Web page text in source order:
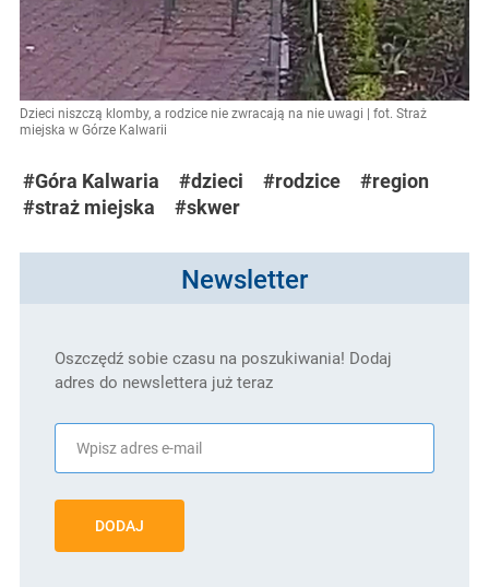
Dzieci niszczą klomby, a rodzice nie zwracają na nie uwagi | fot. Straż
miejska w Górze Kalwarii
#Góra Kalwaria #dzieci #rodzice
#region
#straż miejska
#skwer
Newsletter
Oszczędź sobie czasu na poszukiwania! Dodaj
adres do newslettera już teraz
DODAJ